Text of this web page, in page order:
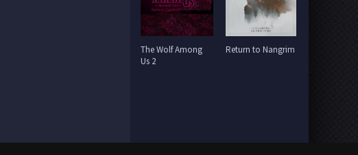
The Wolf Among
Us 2
Return to Nangrim